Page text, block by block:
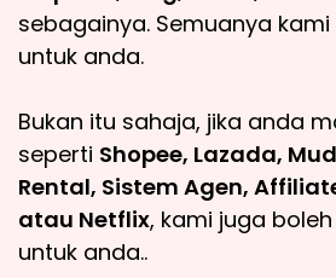
sebagainya. Semuanya
untuk anda.
Bukan itu sahaja, jika anda
seperti Shopee, Lazada,
Rental, Sistem Agen,
atau Netflix, kami juga
untuk anda..